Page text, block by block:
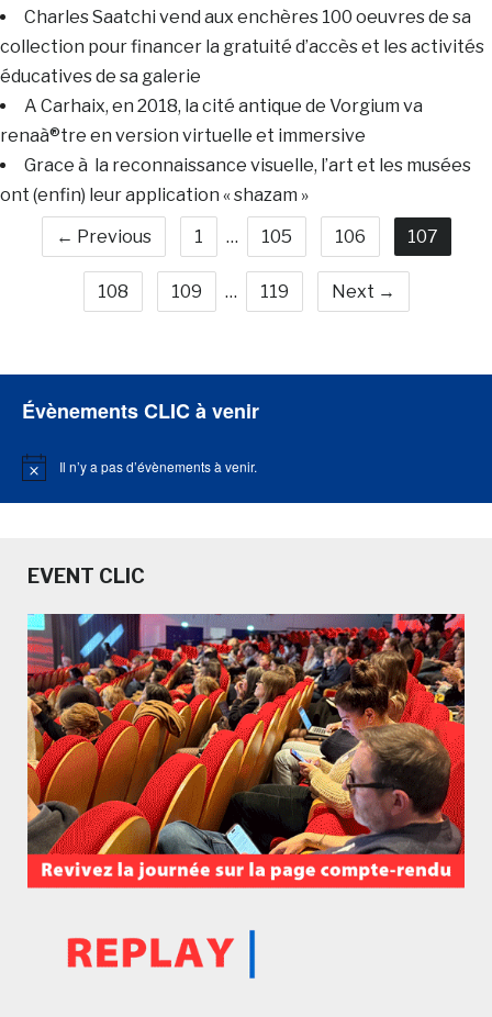
Charles Saatchi vend aux enchères 100 oeuvres de sa
collection pour financer la gratuité d’accès et les activités
éducatives de sa galerie
A Carhaix, en 2018, la cité antique de Vorgium va
renaà®tre en version virtuelle et immersive
Grace à la reconnaissance visuelle, l’art et les musées
ont (enfin) leur application « shazam »
← Previous
1 … 105 106 107
108 109 … 119 Next →
Évènements CLIC à venir
Notice Il n’y a pas d’évènements à venir.
EVENT CLIC